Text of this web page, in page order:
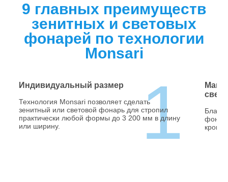
9 главных преимуществ
зенитных и световых
фонарей по технологии
Monsari
Индивидуальный размер
Технология Monsari позволяет сделать
зенитный или световой фонарь для стропил
практически любой формы до 3 200 мм в длину
или ширину.
1